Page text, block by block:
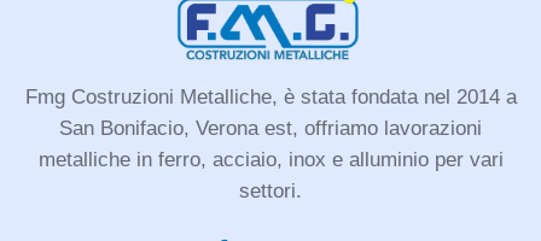
Fmg Costruzioni Metalliche, è stata fondata nel 2014 a
San Bonifacio, Verona est, offriamo lavorazioni
metalliche in ferro, acciaio, inox e alluminio per vari
settori.